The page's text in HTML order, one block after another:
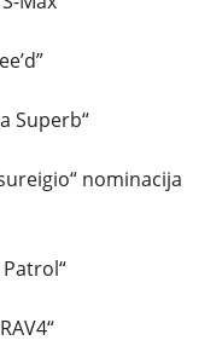
Superb“
nominacija